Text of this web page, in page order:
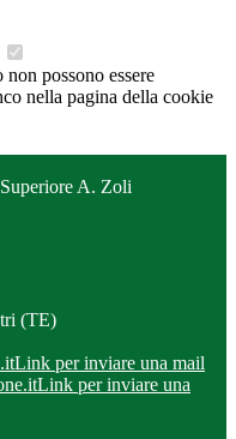
possono essere
nella pagina della cookie
A. Zoli
(TE)
Link per inviare una mail
Link per inviare una